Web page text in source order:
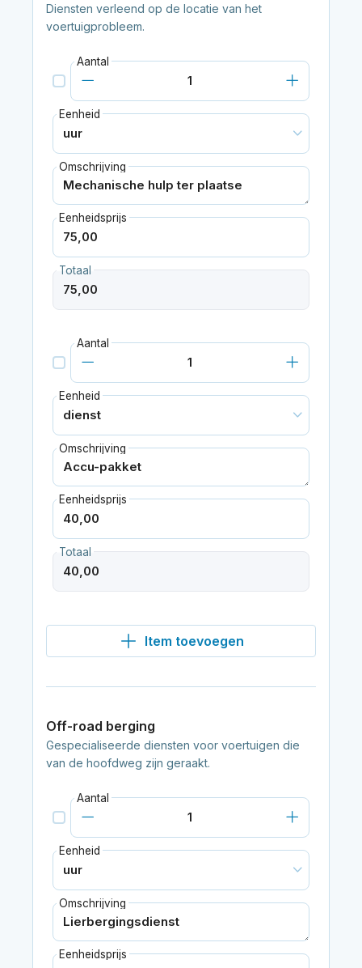
Diensten verleend op de locatie van het
voertuigprobleem.
Aantal
Eenheid
Omschrijving
Eenheidsprijs
Totaal
Aantal
Eenheid
Omschrijving
Eenheidsprijs
Totaal
Item toevoegen
Off-road berging
Gespecialiseerde diensten voor voertuigen die
van de hoofdweg zijn geraakt.
Aantal
Eenheid
Omschrijving
Eenheidsprijs